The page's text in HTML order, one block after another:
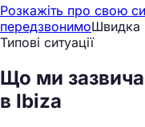
Розкажіть про свою
передзвонимоШвидка
Типові ситуації
Що ми
в Ibiza